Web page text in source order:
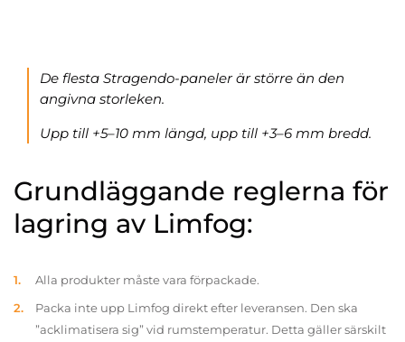
De flesta Stragendo-paneler är större än den
angivna storleken.
Upp till +5–10 mm längd, upp till +3–6 mm bredd.
Grundläggande reglerna för
lagring av Limfog:
Alla produkter måste vara förpackade.
Packa inte upp Limfog direkt efter leveransen. Den ska
”acklimatisera sig” vid rumstemperatur. Detta gäller särskilt